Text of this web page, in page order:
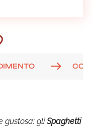
gustosa: gliSpaghetti